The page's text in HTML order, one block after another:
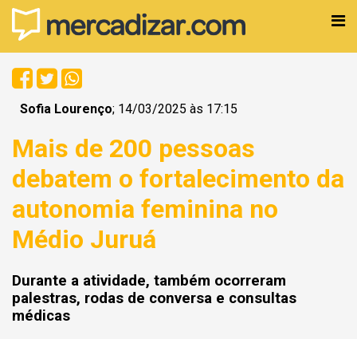
Sofia Lourenço; 14/03/2025 às 17:15
Mais de 200 pessoas
debatem o fortalecimento da
autonomia feminina no
Médio Juruá
Durante a atividade, também ocorreram
palestras, rodas de conversa e consultas
médicas